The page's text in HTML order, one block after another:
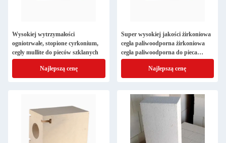
Wysokiej wytrzymałości
ogniotrwałe, stopione cyrkonium,
cegły mullite do pieców szklanych
Najlepszą cenę
Super wysokiej jakości żirkoniowa
cegła paliwoodporna żirkoniowa
cegła paliwoodporna do pieca
sinterującego
Najlepszą cenę